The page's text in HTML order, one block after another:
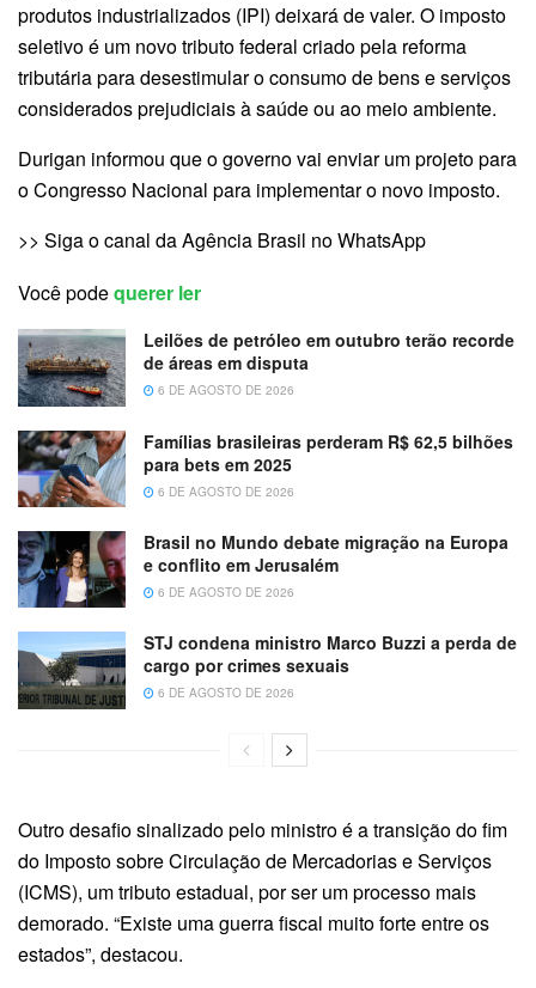
produtos industrializados (IPI) deixará de valer. O imposto
seletivo é um novo tributo federal criado pela reforma
tributária para desestimular o consumo de bens e serviços
considerados prejudiciais à saúde ou ao meio ambiente.
Durigan informou que o governo vai enviar um projeto para
o Congresso Nacional para implementar o novo imposto.
>> Siga o canal da Agência Brasil no WhatsApp
Você podequerer ler
Leilões de petróleo em outubro terão recorde
de áreas em disputa
6 DE AGOSTO DE 2026
Famílias brasileiras perderam R$ 62,5 bilhões
para bets em 2025
6 DE AGOSTO DE 2026
Brasil no Mundo debate migração na Europa
e conflito em Jerusalém
6 DE AGOSTO DE 2026
STJ condena ministro Marco Buzzi a perda de
cargo por crimes sexuais
6 DE AGOSTO DE 2026
Outro desafio sinalizado pelo ministro é a transição do fim
do Imposto sobre Circulação de Mercadorias e Serviços
(ICMS), um tributo estadual, por ser um processo mais
demorado. “Existe uma guerra fiscal muito forte entre os
estados”, destacou.